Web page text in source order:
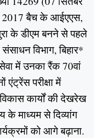
2017 बैच के आईएएस,
के डीएम बनने से पहले
विभाग, बिहार*
में उनका रैंक 70वां
परीक्षा में
कार्यों की देखरेख
के माध्यम से दिव्यांग
को आगे बढ़ाना.